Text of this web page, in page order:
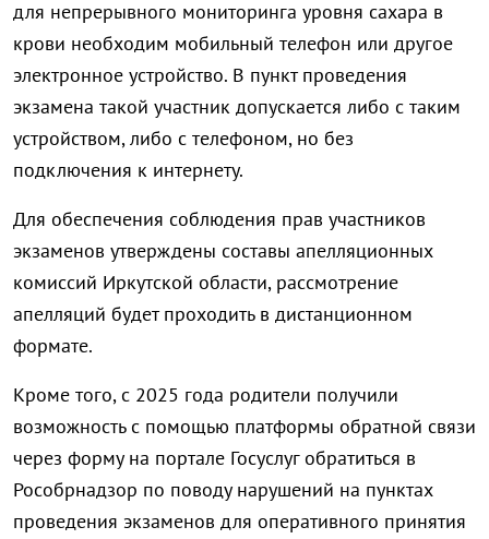
для непрерывного мониторинга уровня сахара в
крови необходим мобильный телефон или другое
электронное устройство. В пункт проведения
экзамена такой участник допускается либо с таким
устройством, либо с телефоном, но без
подключения к интернету.
Для обеспечения соблюдения прав участников
экзаменов утверждены составы апелляционных
комиссий Иркутской области, рассмотрение
апелляций будет проходить в дистанционном
формате.
Кроме того, с 2025 года родители получили
возможность с помощью платформы обратной связи
через форму на портале Госуслуг обратиться в
Рособрнадзор по поводу нарушений на пунктах
проведения экзаменов для оперативного принятия